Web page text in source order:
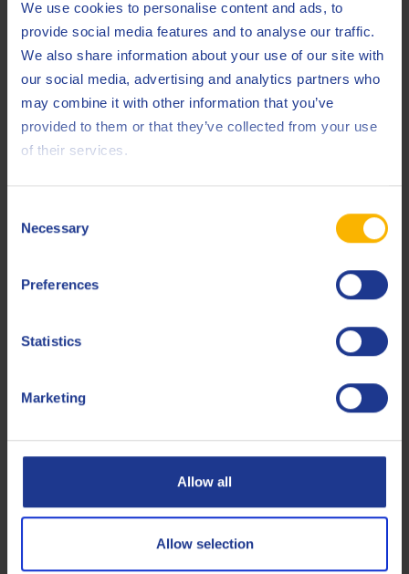
We use cookies to personalise content and ads, to
provide social media features and to analyse our traffic.
We also share information about your use of our site with
our social media, advertising and analytics partners who
may combine it with other information that you’ve
provided to them or that they’ve collected from your use
of their services.
Selection
Necessary
Preferences
Statistics
Marketing
Allow all
Allow selection
los aceites de motor que demandan los pequeños motores
modernos de gasolina de alto rendimiento (reducidos) con
inyección directa y turbocompresor.
Q8 Formula Special FE 0W-20 y Q8 Formula
Hybrid C6 0W-20
categoría ACEA C6.
El punto de partida de la calidad del Q8 Formula Special FE
0W-20 y del Q8 Formula Hybrid C6 0W-20 cubre el requisito
únicas.
No se encontraron productos .